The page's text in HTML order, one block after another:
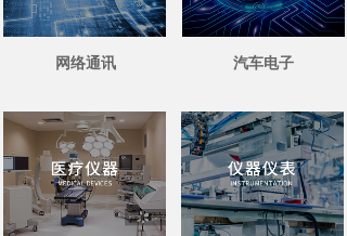
汽车电子
网络通讯